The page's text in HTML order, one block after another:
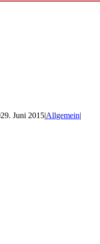
29. Juni 2015|Allgemein|